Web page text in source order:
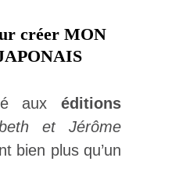
créer MON
aux éditions
et Jérôme
bien plus qu’un